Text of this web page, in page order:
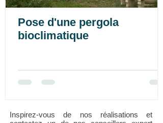
Pose d'une pergola
bioclimatique
Inspirez-vous de nos réalisations et